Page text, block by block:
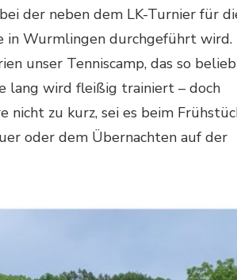
der neben dem LK-Turnier für
in Wurmlingen durchgeführt wird.
unser Tenniscamp, das so
lang wird fleißig trainiert – doch
nicht zu kurz, sei es beim
oder dem Übernachten auf der